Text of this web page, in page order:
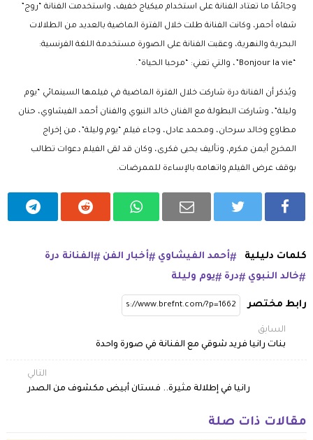
وجائمًا ما تعتاد الفنانة على استخدام ميكياج خفيف، واستخدمت الفنانة “روج”
شفاه أحمر، وكانت الفنانة طلت خلال الفترة الماضية بالعديد من الطلالات
البحرية والنهرية، وعقبت الفنانة على الصورة مستخدمة اللغة الفرنسية:
“Bonjour la vie”، والتي تعني: “مرحبا الحياة”.
ويُذكر أن الفنانة درة شاركت خلال الفترة الماضية في فيلمها السينمائي “يوم
وليلة”، وشاركت البطولة مع الفنان خالد النبوي والفنان أحمد الفيشاوي، حنان
مطاوع وخالد سرحان، ومحمد عادل، وجاء فيلم “يوم وليلة”، من إخراج
المخرج أيمن مكرم، وتأليف يحيى فكرى، وكان قد لقى الفيلم دعوات تطالب
بوقف عرض الفيلم واتهامه بالإساءة للممرضات.
كلمات دليلية أحمد الفيشاوي أخبار الفن
الفنانة درة
خالد النبوي
درة يوم وليلة
رابط مختصر
السابق
بنات رانيا فريد شوقي مع الفنانة في صورة واحدة
التالي
رانيا في إطلالة مثيرة.. فستان أبيض مكشوف من الصدر
مقالات ذات صلة